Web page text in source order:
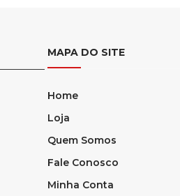
MAPA DO SITE
Home
Loja
Quem Somos
Fale Conosco
Minha Conta